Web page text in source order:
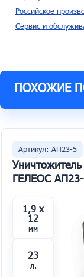
Российское
Сервис и
ПОХОЖИЕ
Артикул: АП23-5
ГЕЛЕОС
1,9 x
12
мм
23
л.